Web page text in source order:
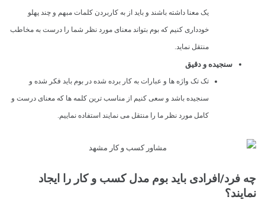
یک معنا داشته باشند و باید از به کاربردن کلمات مبهم و چند پهلو
خودداری کنیم که بوم بتواند معنای مورد نظر شما را درست به مخاطب
منتقل نماید.
سنجیده و دقیق
تک تک واژه ها و عبارات به کار برده شده در بوم باید فکر شده و
سنجیده باشد و سعی کنیم از مناسب ترین کلمه ها که معنای درست و
کامل مورد نظر ما را منتقل می نمایند استفاده نماییم.
چه فرد/افرادی باید بوم مدل کسب و کار را ایجاد
نمایند؟